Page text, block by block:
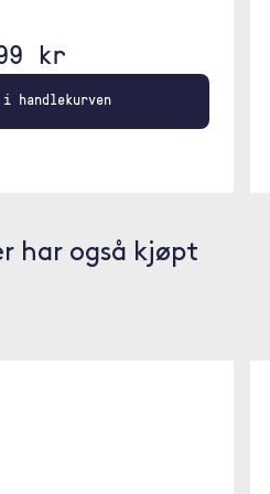
kr
handlekurven
har også kjøpt